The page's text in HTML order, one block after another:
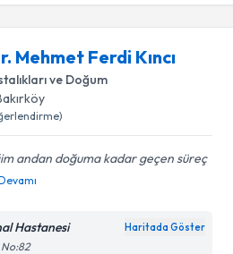
Mehmet Ferdi Kıncı
ve Doğum
andan doğuma kadar geçen süreç
Hastanesi Haritada Göster
No:82